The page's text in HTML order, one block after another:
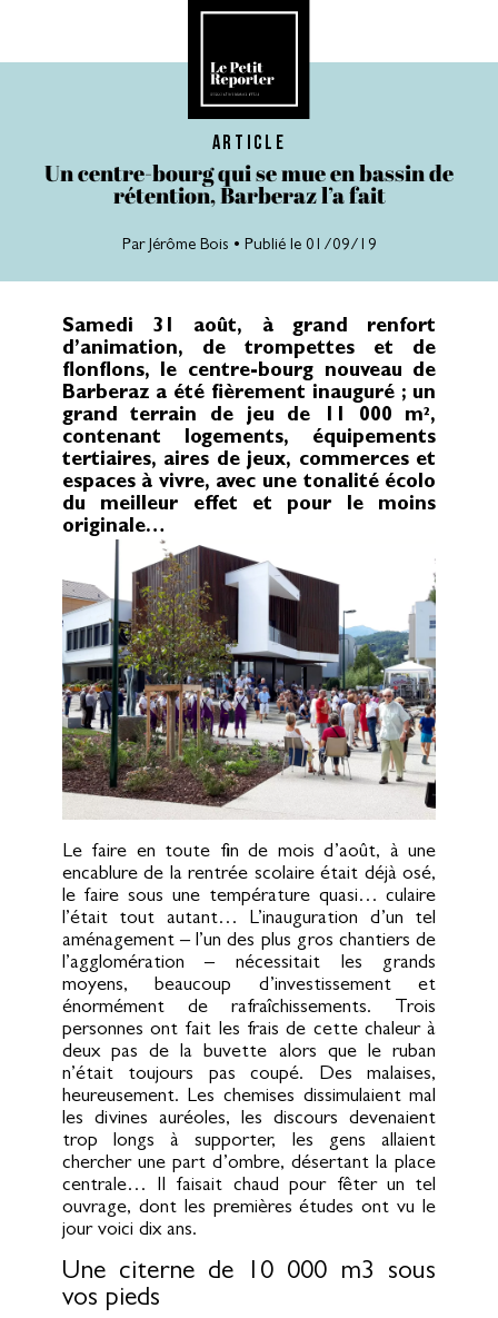
article
Un centre-bourg qui se mue en bassin de
rétention, Barberaz l’a fait
Par Jérôme Bois • Publié le 01/09/19
Samedi 31 août, à grand renfort
d’animation, de trompettes et de
flonflons, le centre-bourg nouveau de
Barberaz a été fièrement inauguré ; un
grand terrain de jeu de 11 000 m²,
contenant logements, équipements
tertiaires, aires de jeux, commerces et
espaces à vivre, avec une tonalité écolo
du meilleur effet et pour le moins
originale…
Le faire en toute fin de mois d’août, à une
encablure de la rentrée scolaire était déjà osé,
le faire sous une température quasi… culaire
l’était tout autant… L’inauguration d’un tel
aménagement – l’un des plus gros chantiers de
l’agglomération – nécessitait les grands
moyens, beaucoup d’investissement et
énormément de rafraîchissements. Trois
personnes ont fait les frais de cette chaleur à
deux pas de la buvette alors que le ruban
n’était toujours pas coupé. Des malaises,
heureusement. Les chemises dissimulaient mal
les divines auréoles, les discours devenaient
trop longs à supporter, les gens allaient
chercher une part d’ombre, désertant la place
centrale… Il faisait chaud pour fêter un tel
ouvrage, dont les premières études ont vu le
jour voici dix ans.
Une citerne de 10 000 m3 sous
vos pieds